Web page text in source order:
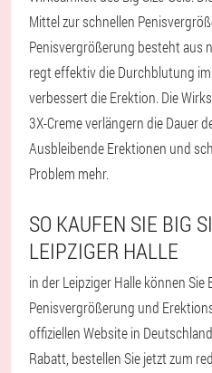
Mittel zur schnellen
Penisvergrößerung besteht aus
regt effektiv die Durchblutung
verbessert die Erektion. Die
3X-Creme verlängern die Dauer
Ausbleibende Erektionen und
Problem mehr.
SO KAUFEN SIE BIG
LEIPZIGER HALLE
in der Leipziger Halle können Sie
Penisvergrößerung und
offiziellen Website in
Rabatt, bestellen Sie jetzt zum